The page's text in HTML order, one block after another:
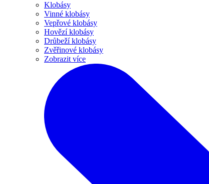
Klobásy
Vinné klobásy
Vepřové klobásy
Hovězí klobásy
Drůbeží klobásy
Zvěřinové klobásy
Zobrazit více